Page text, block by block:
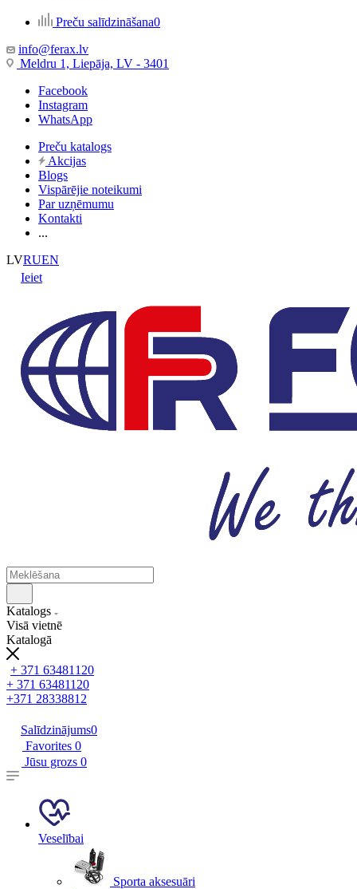
Preču salīdzināšana0
info@ferax.lv
Meldru 1, Liepāja, LV - 3401
Facebook
Instagram
WhatsApp
Preču katalogs
Akcijas
Blogs
Vispārējie noteikumi
Par uzņēmumu
Kontakti
...
LVRUEN
Ieiet
Katalogs
Visā vietnē
Katalogā
+ 371 63481120
+ 371 63481120
+371 28338812
Salīdzinājums0
Favorites 0
Jūsu grozs 0
Veselībai
Sporta aksesuāri